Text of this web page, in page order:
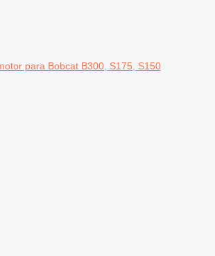
para Bobcat B300, S175, S150